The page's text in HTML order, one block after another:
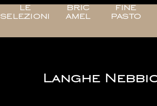
LE
SELEZIONI
BRIC
AMEL
FINE
PASTO
Langhe